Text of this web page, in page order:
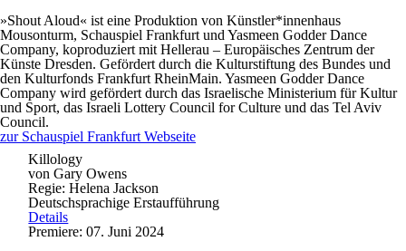
»Shout Aloud« ist eine Produktion von Künstler*innenhaus
Mousonturm, Schauspiel Frankfurt und Yasmeen Godder Dance
Company, koproduziert mit Hellerau – Europäisches Zentrum der
Künste Dresden. Gefördert durch die Kulturstiftung des Bundes und
den Kulturfonds Frankfurt RheinMain. Yasmeen Godder Dance
Company wird gefördert durch das Israelische Ministerium für Kultur
und Sport, das Israeli Lottery Council for Culture und das Tel Aviv
Council.
zur Schauspiel Frankfurt Webseite
Killology
von Gary Owens
Regie: Helena Jackson
Deutschsprachige Erstaufführung
Details
Premiere: 07. Juni 2024